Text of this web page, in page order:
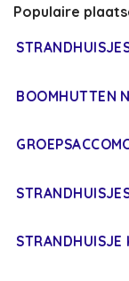
Populaire
BOOMHUTTEN
STRANDHUISJE